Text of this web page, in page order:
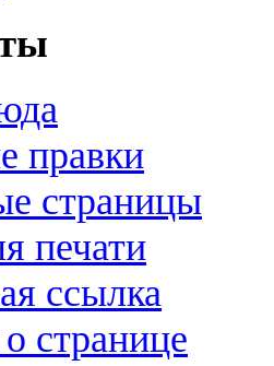
правки
страницы
печати
ссылка
странице